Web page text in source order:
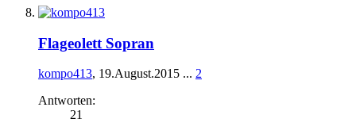
Flageolett Sopran
kompo413, 19.August.2015 ... 2
Antworten:
21